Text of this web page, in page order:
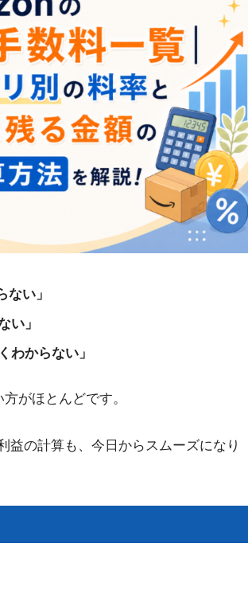
い」
い」
わからない」
がほとんどです。
益の計算も、今日からスムーズになり